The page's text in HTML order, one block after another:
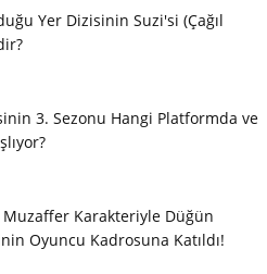
Yer Dizisinin Suzi'si (Çağıl
3. Sezonu Hangi Platformda ve
Karakteriyle Düğün
Oyuncu Kadrosuna Katıldı!